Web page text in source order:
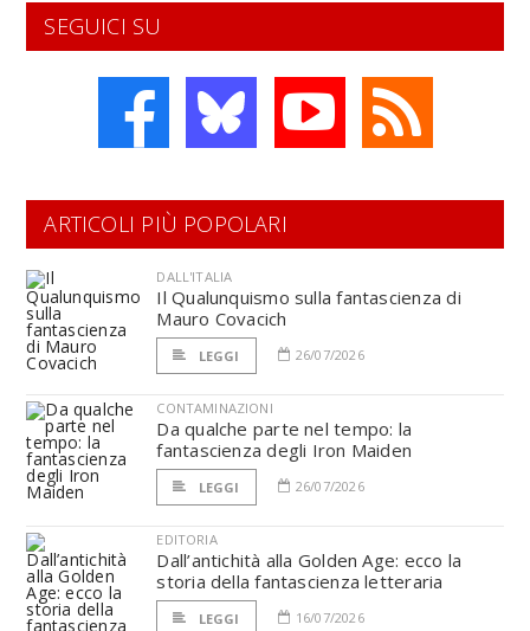
SEGUICI SU
ARTICOLI PIÙ POPOLARI
DALL'ITALIA
Il Qualunquismo sulla fantascienza di
Mauro Covacich
LEGGI 26/07/2026
CONTAMINAZIONI
Da qualche parte nel tempo: la
fantascienza degli Iron Maiden
LEGGI 26/07/2026
EDITORIA
Dall’antichità alla Golden Age: ecco la
storia della fantascienza letteraria
LEGGI 16/07/2026